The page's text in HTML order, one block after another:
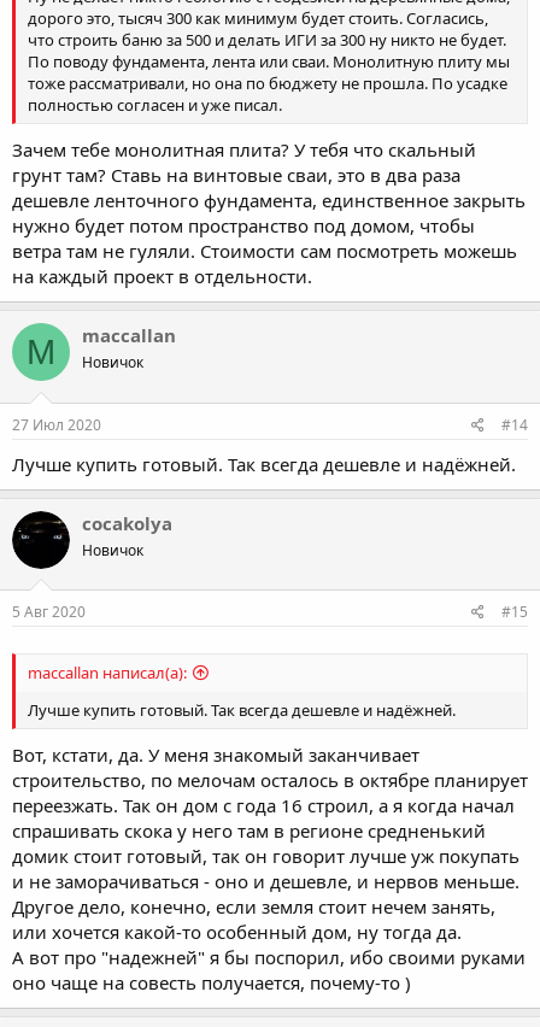
дорого это, тысяч 300 как минимум будет стоить. Согласись,
что строить баню за 500 и делать ИГИ за 300 ну никто не будет.
По поводу фундамента, лента или сваи. Монолитную плиту мы
тоже рассматривали, но она по бюджету не прошла. По усадке
полностью согласен и уже писал.
Зачем тебе монолитная плита? У тебя что скальный
грунт там? Ставь на винтовые сваи, это в два раза
дешевле ленточного фундамента, единственное закрыть
нужно будет потом пространство под домом, чтобы
ветра там не гуляли. Стоимости сам посмотреть можешь
на каждый проект в отдельности.
M maccallan
Новичок
27 Июл 2020 #14
Лучше купить готовый. Так всегда дешевле и надёжней.
cocakolya
Новичок
5 Авг 2020 #15
maccallan написал(а):
Лучше купить готовый. Так всегда дешевле и надёжней.
Вот, кстати, да. У меня знакомый заканчивает
строительство, по мелочам осталось в октябре планирует
переезжать. Так он дом с года 16 строил, а я когда начал
спрашивать скока у него там в регионе средненький
домик стоит готовый, так он говорит лучше уж покупать
и не заморачиваться - оно и дешевле, и нервов меньше.
Другое дело, конечно, если земля стоит нечем занять,
или хочется какой-то особенный дом, ну тогда да.
А вот про "надежней" я бы поспорил, ибо своими руками
оно чаще на совесть получается, почему-то )